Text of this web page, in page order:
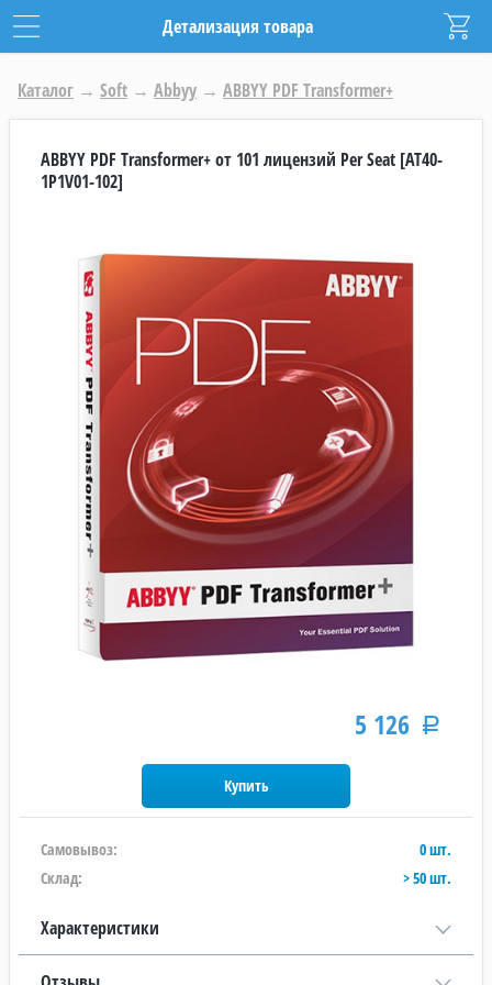
Детализация товара
Каталог → Soft → Abbyy → ABBYY PDF Transformer+
ABBYY PDF Transformer+ от 101 лицензий Per Seat [AT40-
1P1V01-102]
5 126 Р
Самовывоз:
0 шт.
Склад:
> 50 шт.
Характеристики